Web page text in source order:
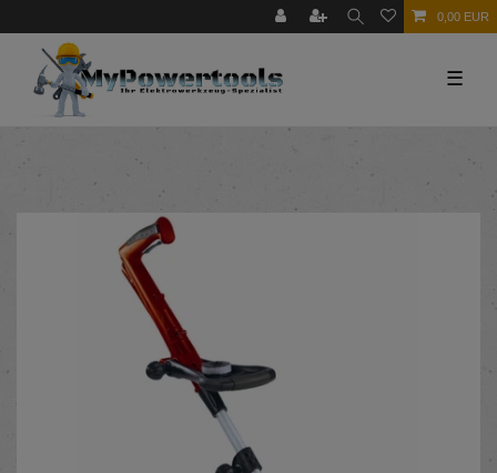
0,00 EUR
☰